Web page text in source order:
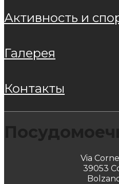
активность и
галерея
контакты
Via
39053